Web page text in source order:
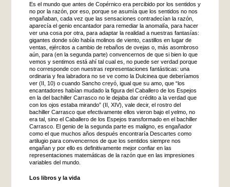
Es el mundo que antes de Copérnico era percibido por los sentidos y
no por la razón, por eso, porque se asumía que los sentidos no nos
engañaban, cada vez que las sensaciones contradecían la razón,
aparecía el genio encantador para remediar la anomalía, para hacer
ver una cosa por otra, para adaptar la realidad a nuestras fantasías:
gigantes donde sólo había molinos de viento, castillos en lugar de
ventas, ejércitos a cambio de rebaños de ovejas o, más asombroso
aún, para (en la segunda parte) convencernos de que si bien lo que
vemos y sentimos está ahí tal cual es, no puede ser verdad porque
no corresponde con nuestras representaciones fantásticas: una
ordinaria y fea labradora no se ve como la Dulcinea que deberíamos
ver (II, 10) o cuando Sancho creyó, igual que su amo, que “los
encantadores habían mudado la figura del Caballero de los Espejos
en la del bachiller Carrasco no le dejaba dar crédito a la verdad que
con los ojos estaba mirando” (II, XIV), vale decir, el rostro del
bachiller Carrasco que efectivamente ellos vieron bajo el yelmo, no
era tal, sino el Caballero de los Espejos transformado en el bachiller
Carrasco. El genio de la segunda parte es maligno, es engañador
como el que muchos años después encontraría Descartes como
artilugio para convencernos de que los sentidos siempre nos
engañan y por ello es definitivamente mejor confiar en las
representaciones matemáticas de la razón que en las impresiones
variables del mundo.
Los libros y la vida